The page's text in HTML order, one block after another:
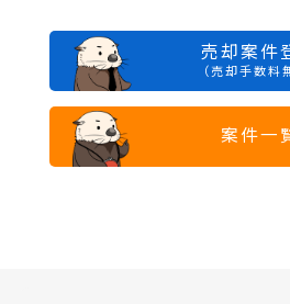
売却案件
（売却手数料
案件一